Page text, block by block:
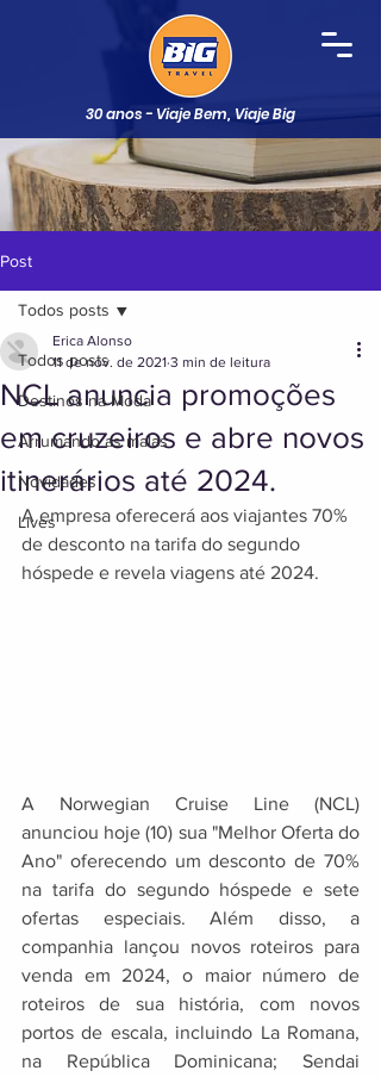
30 anos - Viaje Bem, Viaje Big
Post
Todos posts
Destinos na Moda
Arrumando as malas
Novidades
Lives
Todos posts
NCL anuncia promoções
em cruzeiros e abre novos
itinerários até 2024.
Erica Alonso
11 de nov. de 2021 3 min de leitura
A empresa oferecerá aos viajantes 70%
de desconto na tarifa do segundo
hóspede e revela viagens até 2024.
A Norwegian Cruise Line (NCL)
anunciou hoje (10) sua "Melhor Oferta do
Ano" oferecendo um desconto de 70%
na tarifa do segundo hóspede e sete
ofertas especiais. Além disso, a
companhia lançou novos roteiros para
venda em 2024, o maior número de
roteiros de sua história, com novos
portos de escala, incluindo La Romana,
na República Dominicana; Sendai